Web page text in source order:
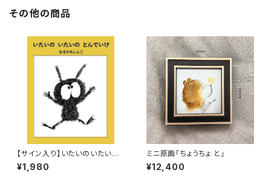
その他の商品
【サイン入り】いたいのいたいの
とんでいけ
¥1,980
ミニ原画「ちょうちょ と」
¥12,400